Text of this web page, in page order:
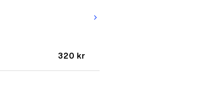
320 kr
arrow_forward_ios